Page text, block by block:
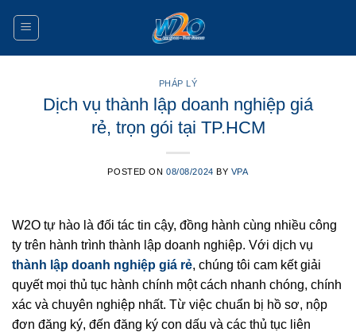
PHÁP LÝ
Dịch vụ thành lập doanh nghiệp giá
rẻ, trọn gói tại TP.HCM
POSTED ON08/08/2024 BY VPA
W2O tự hào là đối tác tin cậy, đồng hành cùng nhiều công
ty trên hành trình thành lập doanh nghiệp. Với dịch vụ
thành lập doanh nghiệp giá rẻ, chúng tôi cam kết giải
quyết mọi thủ tục hành chính một cách nhanh chóng, chính
xác và chuyên nghiệp nhất. Từ việc chuẩn bị hồ sơ, nộp
đơn đăng ký, đến đăng ký con dấu và các thủ tục liên